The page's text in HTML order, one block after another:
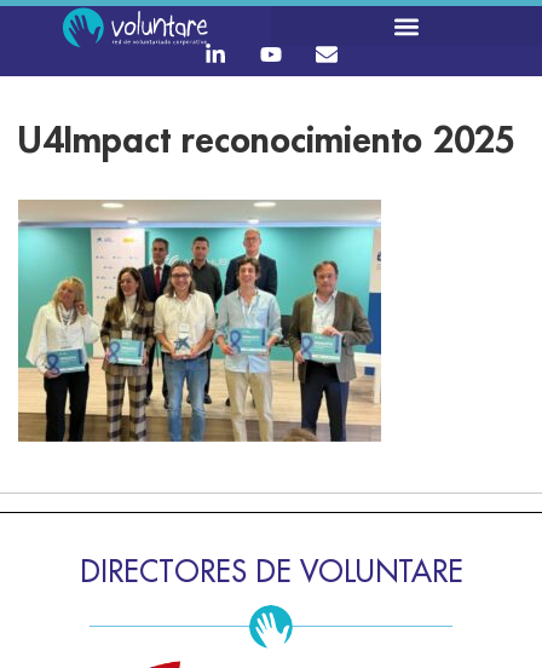
U4Impact reconocimiento 2025
DIRECTORES DE VOLUNTARE